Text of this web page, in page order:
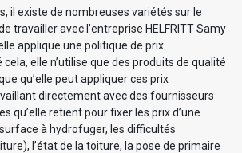
il existe de nombreuses variétés sur le
travailler avec l’entreprise HELFRITT Samy
applique une politique de prix
elle n’utilise que des produits de qualité
qu’elle peut appliquer ces prix
directement avec des fournisseurs
qu’elle retient pour fixer les prix d’une
à hydrofuger, les difficultés
l’état de la toiture, la pose de primaire